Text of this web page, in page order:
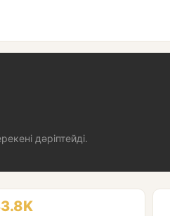
дәріптейді.